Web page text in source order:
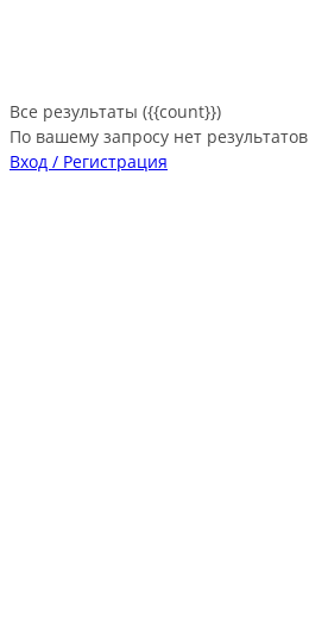
Все результаты ({{count}})
По вашему запросу нет результатов
Вход / Регистрация